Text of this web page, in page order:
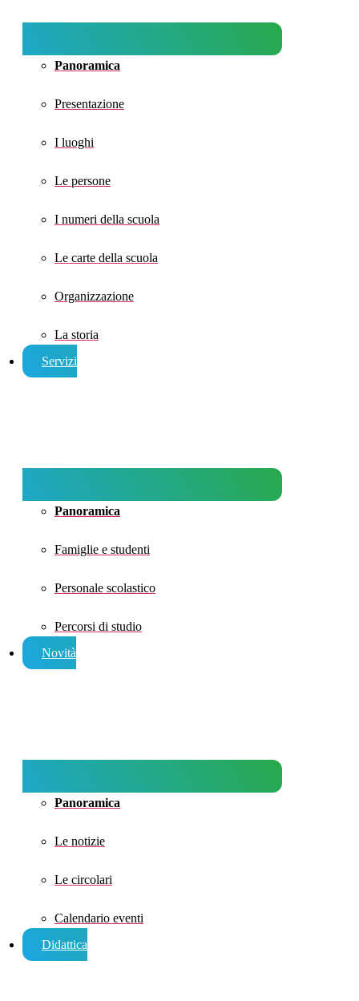
Panoramica
Presentazione
I luoghi
Le persone
I numeri della scuola
Le carte della scuola
Organizzazione
La storia
Servizi
Panoramica
Famiglie e studenti
Personale scolastico
Percorsi di studio
Novità
Panoramica
Le notizie
Le circolari
Calendario eventi
Didattica